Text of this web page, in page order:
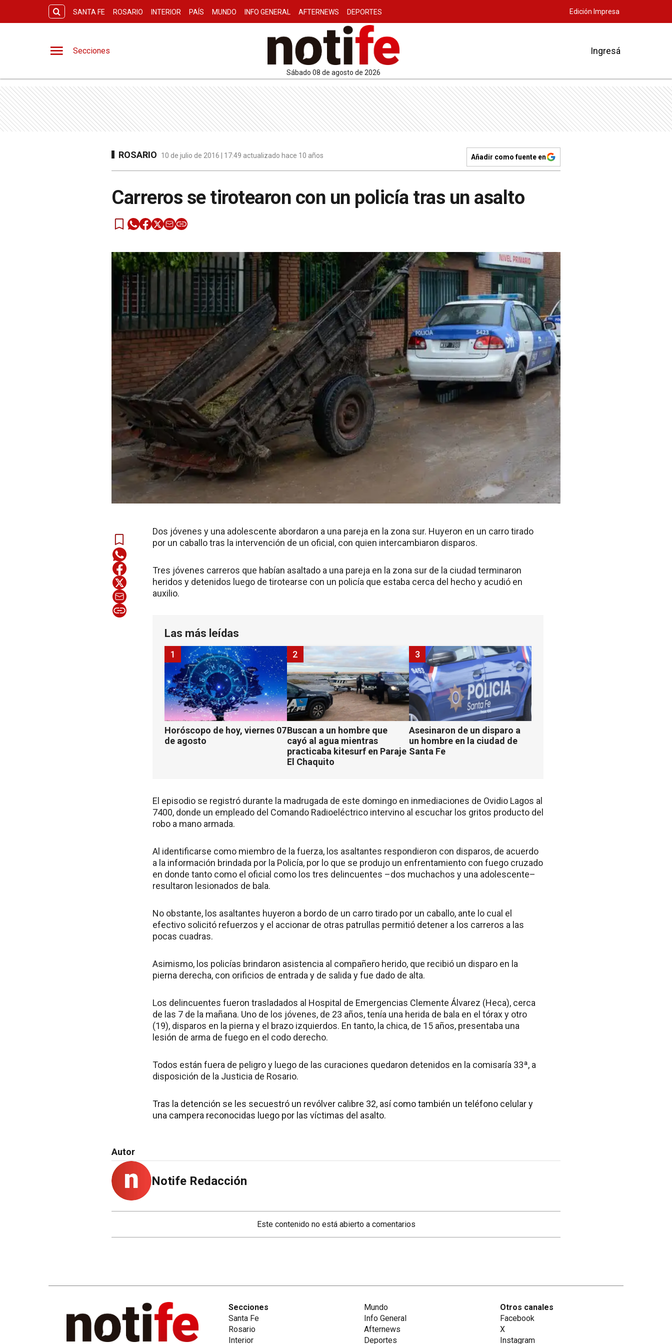
SANTA FE ROSARIO INTERIOR PAÍS MUNDO INFO GENERAL AFTERNEWS DEPORTES Edición Impresa
Secciones
sábado 08 de agosto de 2026
Ingresá
ROSARIO 10 de julio de 2016 | 17:49 actualizado hace 10 años Añadir como fuente en
Carreros se tirotearon con un policía tras un asalto
Dos jóvenes y una adolescente abordaron a una pareja en la zona sur. Huyeron en un carro tirado
por un caballo tras la intervención de un oficial, con quien intercambiaron disparos.
Tres jóvenes carreros que habían asaltado a una pareja en la zona sur de la ciudad terminaron
heridos y detenidos luego de tirotearse con un policía que estaba cerca del hecho y acudió en
auxilio.
Las más leídas
Horóscopo de hoy, viernes 07
de agosto
1
Buscan a un hombre que
cayó al agua mientras
practicaba kitesurf en Paraje
El Chaquito
2
Asesinaron de un disparo a
un hombre en la ciudad de
Santa Fe
3
El episodio se registró durante la madrugada de este domingo en inmediaciones de Ovidio Lagos al
7400, donde un empleado del Comando Radioeléctrico intervino al escuchar los gritos producto del
robo a mano armada.
Al identificarse como miembro de la fuerza, los asaltantes respondieron con disparos, de acuerdo
a la información brindada por la Policía, por lo que se produjo un enfrentamiento con fuego cruzado
en donde tanto como el oficial como los tres delincuentes –dos muchachos y una adolescente–
resultaron lesionados de bala.
No obstante, los asaltantes huyeron a bordo de un carro tirado por un caballo, ante lo cual el
efectivo solicitó refuerzos y el accionar de otras patrullas permitió detener a los carreros a las
pocas cuadras.
Asimismo, los policías brindaron asistencia al compañero herido, que recibió un disparo en la
pierna derecha, con orificios de entrada y de salida y fue dado de alta.
Los delincuentes fueron trasladados al Hospital de Emergencias Clemente Álvarez (Heca), cerca
de las 7 de la mañana. Uno de los jóvenes, de 23 años, tenía una herida de bala en el tórax y otro
(19), disparos en la pierna y el brazo izquierdos. En tanto, la chica, de 15 años, presentaba una
lesión de arma de fuego en el codo derecho.
Todos están fuera de peligro y luego de las curaciones quedaron detenidos en la comisaría 33ª, a
disposición de la Justicia de Rosario.
Tras la detención se les secuestró un revólver calibre 32, así como también un teléfono celular y
una campera reconocidas luego por las víctimas del asalto.
Autor
Notife Redacción
Este contenido no está abierto a comentarios
Secciones
Santa Fe
Rosario
Interior
Mundo
Info General
Afternews
Deportes
Otros canales
Facebook
X
Instagram